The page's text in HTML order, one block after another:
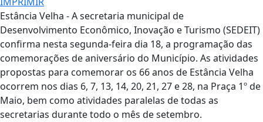
Estância Velha - A secretaria municipal de
Desenvolvimento Econômico, Inovação e Turismo (SEDEIT)
confirma nesta segunda-feira dia 18, a programação das
comemorações de aniversário do Município. As atividades
propostas para comemorar os 66 anos de Estância Velha
ocorrem nos dias 6, 7, 13, 14, 20, 21, 27 e 28, na Praça 1º de
Maio, bem como atividades paralelas de todas as
secretarias durante todo o mês de setembro.